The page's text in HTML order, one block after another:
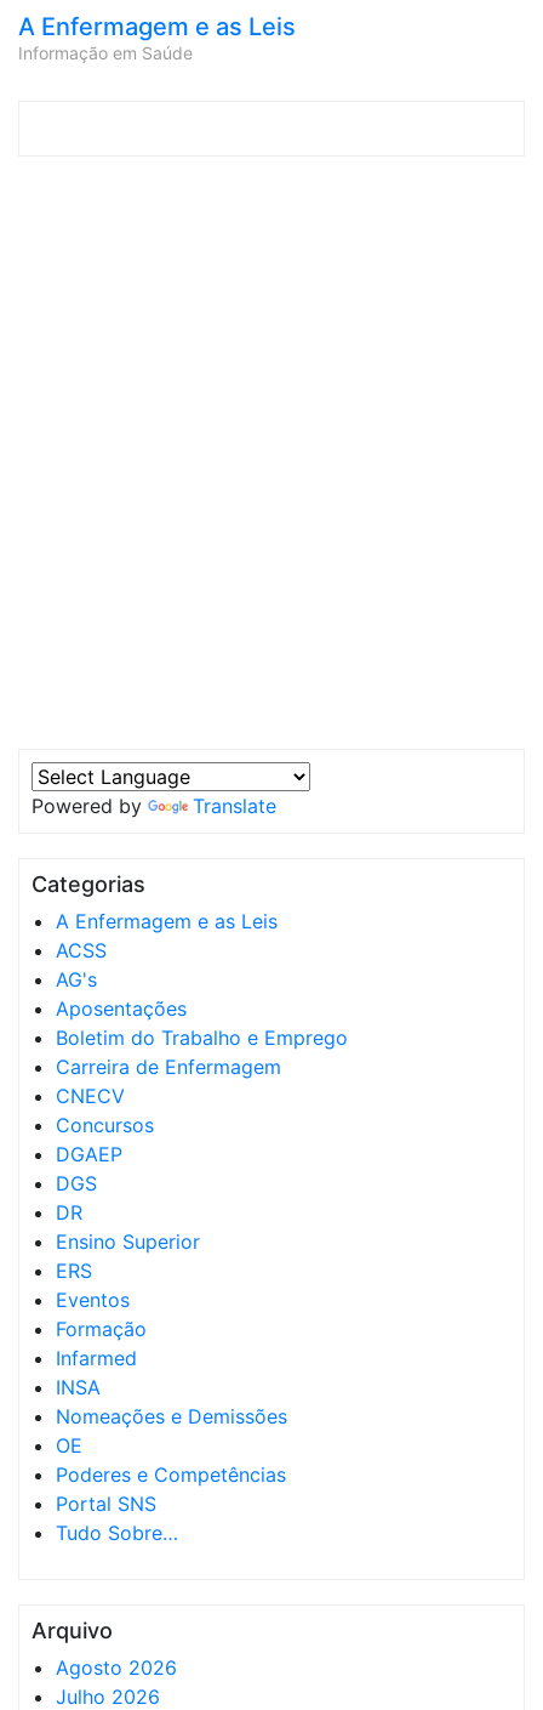
A Enfermagem e as Leis
Informação em Saúde
Powered by Translate
Categorias
A Enfermagem e as Leis
ACSS
AG's
Aposentações
Boletim do Trabalho e Emprego
Carreira de Enfermagem
CNECV
Concursos
DGAEP
DGS
DR
Ensino Superior
ERS
Eventos
Formação
Infarmed
INSA
Nomeações e Demissões
OE
Poderes e Competências
Portal SNS
Tudo Sobre…
Arquivo
Agosto 2026
Julho 2026